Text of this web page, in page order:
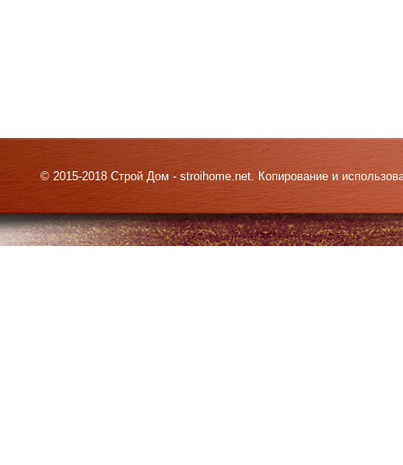
© 2015-2018 Строй Дом - stroihome.net. Копирование и